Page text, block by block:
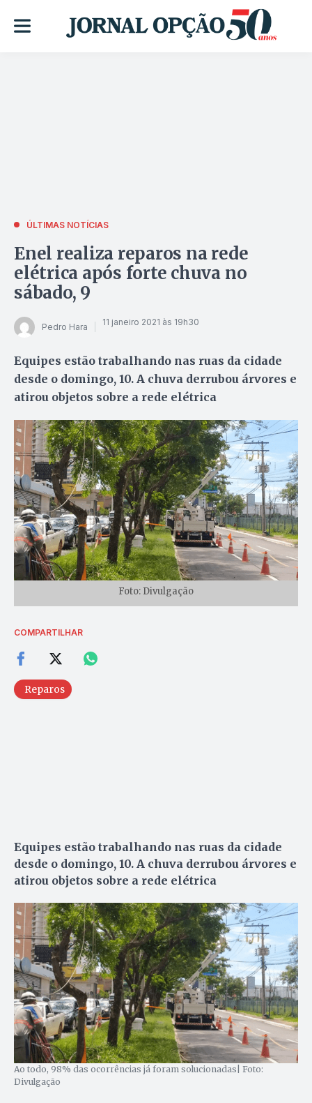
ÚLTIMAS NOTÍCIAS
Enel realiza reparos na rede
elétrica após forte chuva no
sábado, 9
Pedro Hara 11 janeiro 2021 às 19h30
Equipes estão trabalhando nas ruas da cidade
desde o domingo, 10. A chuva derrubou árvores e
atirou objetos sobre a rede elétrica
Foto: Divulgação
COMPARTILHAR
Reparos
Equipes estão trabalhando nas ruas da cidade
desde o domingo, 10. A chuva derrubou árvores e
atirou objetos sobre a rede elétrica
Ao todo, 98% das ocorrências já foram solucionadas| Foto:
Divulgação